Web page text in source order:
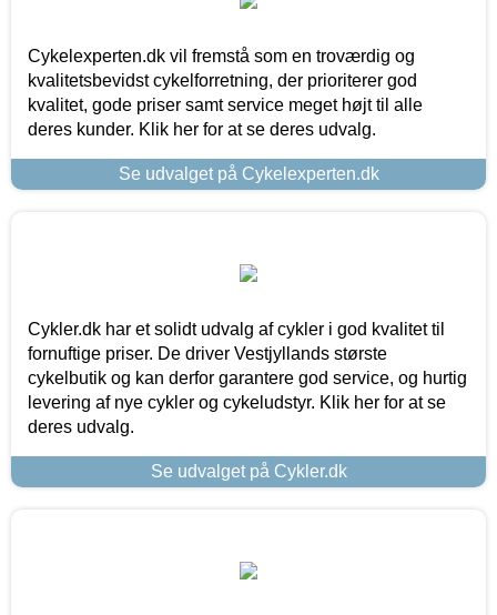
Cykelexperten.dk vil fremstå som en troværdig og
kvalitetsbevidst cykelforretning, der prioriterer god
kvalitet, gode priser samt service meget højt til alle
deres kunder. Klik her for at se deres udvalg.
Se udvalget på Cykelexperten.dk
Cykler.dk har et solidt udvalg af cykler i god kvalitet til
fornuftige priser. De driver Vestjyllands største
cykelbutik og kan derfor garantere god service, og hurtig
levering af nye cykler og cykeludstyr. Klik her for at se
deres udvalg.
Se udvalget på Cykler.dk